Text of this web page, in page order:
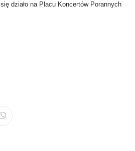
się działo na Placu Koncertów Porannych